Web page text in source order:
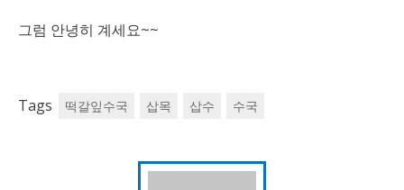
그럼 안녕히 계세요~~
Tags 떡갈잎수국 삽목 삽수 수국